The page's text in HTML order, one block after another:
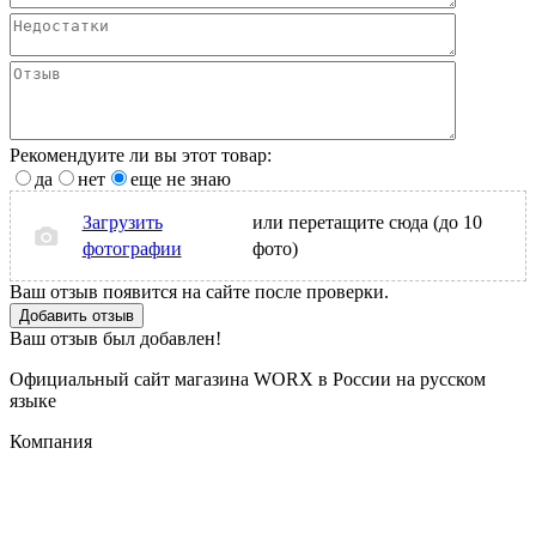
Рекомендуите ли вы этот товар:
да
нет еще не знаю
Загрузить
фотографии
или перетащите сюда (до 10
фото)
Ваш отзыв появится на сайте после проверки.
Добавить отзыв
Ваш отзыв был добавлен!
Официальный сайт магазина WORX в России на русском
языке
Компания